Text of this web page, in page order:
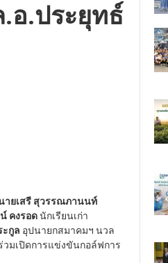
อ.ประยุทธ์
ายเสรี สุวรรณภานนท์
คงรอดนักเรียนเก่า
ะกูล อุปนายกสมาคมฯ นวล
มเปิดการแข่งขันกอล์ฟการ